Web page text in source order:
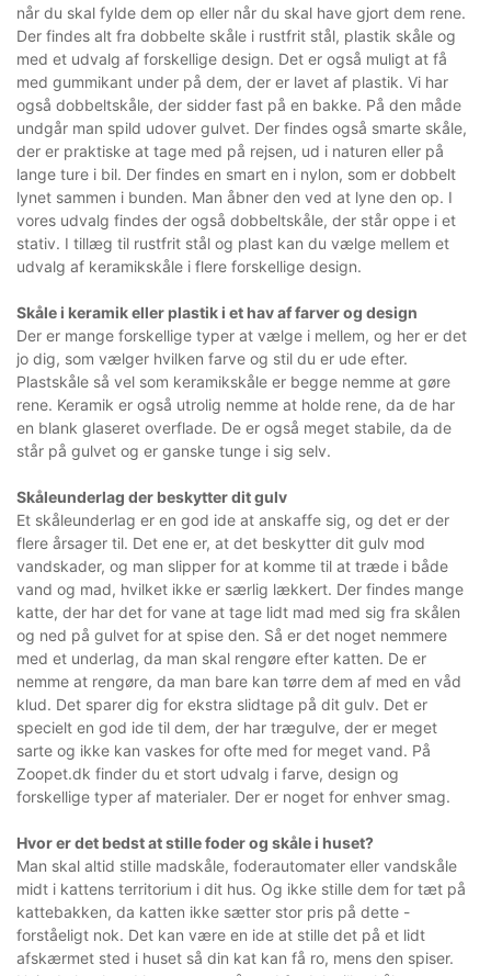
når du skal fylde dem op eller når du skal have gjort dem rene.
Der findes alt fra dobbelte skåle i rustfrit stål, plastik skåle og
med et udvalg af forskellige design. Det er også muligt at få
med gummikant under på dem, der er lavet af plastik. Vi har
også dobbeltskåle, der sidder fast på en bakke. På den måde
undgår man spild udover gulvet. Der findes også smarte skåle,
der er praktiske at tage med på rejsen, ud i naturen eller på
lange ture i bil. Der findes en smart en i nylon, som er dobbelt
lynet sammen i bunden. Man åbner den ved at lyne den op. I
vores udvalg findes der også dobbeltskåle, der står oppe i et
stativ. I tillæg til rustfrit stål og plast kan du vælge mellem et
udvalg af keramikskåle i flere forskellige design.
Skåle i keramik eller plastik i et hav af farver og design
Der er mange forskellige typer at vælge i mellem, og her er det
jo dig, som vælger hvilken farve og stil du er ude efter.
Plastskåle så vel som keramikskåle er begge nemme at gøre
rene. Keramik er også utrolig nemme at holde rene, da de har
en blank glaseret overflade. De er også meget stabile, da de
står på gulvet og er ganske tunge i sig selv.
Skåleunderlag der beskytter dit gulv
Et skåleunderlag er en god ide at anskaffe sig, og det er der
flere årsager til. Det ene er, at det beskytter dit gulv mod
vandskader, og man slipper for at komme til at træde i både
vand og mad, hvilket ikke er særlig lækkert. Der findes mange
katte, der har det for vane at tage lidt mad med sig fra skålen
og ned på gulvet for at spise den. Så er det noget nemmere
med et underlag, da man skal rengøre efter katten. De er
nemme at rengøre, da man bare kan tørre dem af med en våd
klud. Det sparer dig for ekstra slidtage på dit gulv. Det er
specielt en god ide til dem, der har trægulve, der er meget
sarte og ikke kan vaskes for ofte med for meget vand. På
Zoopet.dk finder du et stort udvalg i farve, design og
forskellige typer af materialer. Der er noget for enhver smag.
Hvor er det bedst at stille foder og skåle i huset?
Man skal altid stille madskåle, foderautomater eller vandskåle
midt i kattens territorium i dit hus. Og ikke stille dem for tæt på
kattebakken, da katten ikke sætter stor pris på dette -
forståeligt nok. Det kan være en ide at stille det på et lidt
afskærmet sted i huset så din kat kan få ro, mens den spiser.